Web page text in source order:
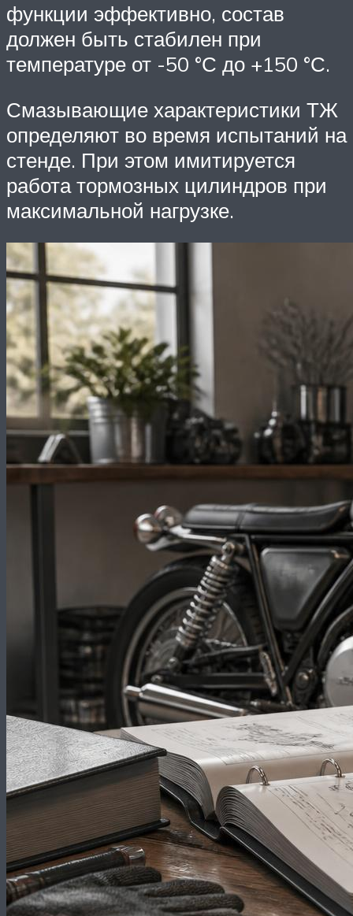
функции эффективно, состав
должен быть стабилен при
температуре от -50 °С до +150 °С.
Смазывающие характеристики ТЖ
определяют во время испытаний на
стенде. При этом имитируется
работа тормозных цилиндров при
максимальной нагрузке.